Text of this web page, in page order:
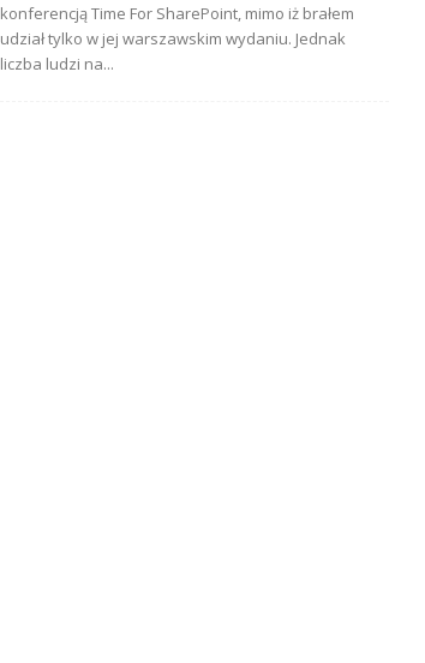
konferencją Time For SharePoint, mimo iż brałem
udział tylko w jej warszawskim wydaniu. Jednak
liczba ludzi na...